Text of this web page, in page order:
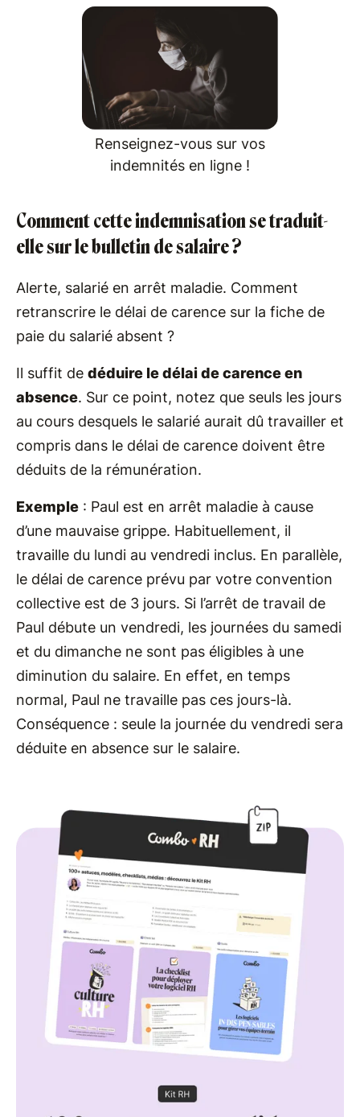
Renseignez-vous sur vos
indemnités en ligne !
Comment cette indemnisation se traduit-
elle sur le bulletin de salaire ?
Alerte, salarié en arrêt maladie. Comment
retranscrire le délai de carence sur la fiche de
paie du salarié absent ?
Il suffit de déduire le délai de carence en
absence. Sur ce point, notez que seuls les jours
au cours desquels le salarié aurait dû travailler et
compris dans le délai de carence doivent être
déduits de la rémunération.
Exemple : Paul est en arrêt maladie à cause
d’une mauvaise grippe. Habituellement, il
travaille du lundi au vendredi inclus. En parallèle,
le délai de carence prévu par votre convention
collective est de 3 jours. Si l’arrêt de travail de
Paul débute un vendredi, les journées du samedi
et du dimanche ne sont pas éligibles à une
diminution du salaire. En effet, en temps
normal, Paul ne travaille pas ces jours-là.
Conséquence : seule la journée du vendredi sera
déduite en absence sur le salaire.